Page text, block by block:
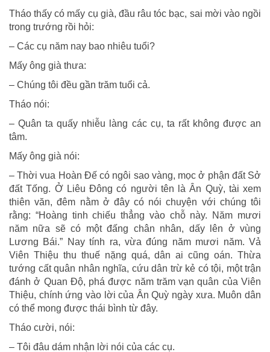
Tháo thấy có mấy cụ già, đầu râu tóc bạc, sai mời vào ngồi
trong trướng rồi hỏi:
– Các cụ năm nay bao nhiêu tuổi?
Mấy ông già thưa:
– Chúng tôi đều gần trăm tuổi cả.
Tháo nói:
– Quân ta quấy nhiễu làng các cụ, ta rất không được an
tâm.
Mấy ông già nói:
– Thời vua Hoàn Đế có ngôi sao vàng, mọc ở phận đất Sở
đất Tống. Ở Liêu Đông có người tên là Ân Quỳ, tài xem
thiên văn, đêm nằm ở đây có nói chuyện với chúng tôi
rằng: “Hoàng tinh chiếu thẳng vào chỗ này. Năm mươi
năm nữa sẽ có một đấng chân nhân, dấy lên ở vùng
Lương Bái.” Nay tính ra, vừa đúng năm mươi năm. Vả
Viên Thiệu thu thuế nặng quá, dân ai cũng oán. Thừa
tướng cất quân nhân nghĩa, cứu dân trừ kẻ có tội, một trận
đánh ở Quan Độ, phá được năm trăm vạn quân của Viên
Thiệu, chính ứng vào lời của Ân Quỳ ngày xưa. Muôn dân
có thể mong được thái bình từ đây.
Tháo cười, nói:
– Tôi đâu dám nhận lời nói của các cụ.